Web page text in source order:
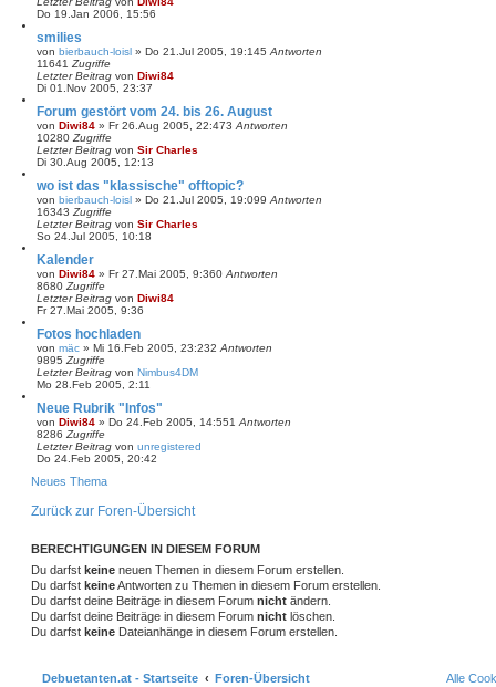
Do 19.Jan 2006, 15:56
smilies
von bierbauch-loisl » Do 21.Jul 2005, 19:145 Antworten
11641 Zugriffe
Letzter Beitrag von Diwi84
Di 01.Nov 2005, 23:37
Forum gestört vom 24. bis 26. August
von Diwi84 » Fr 26.Aug 2005, 22:473 Antworten
10280 Zugriffe
Letzter Beitrag von Sir Charles
Di 30.Aug 2005, 12:13
wo ist das "klassische" offtopic?
von bierbauch-loisl » Do 21.Jul 2005, 19:099 Antworten
16343 Zugriffe
Letzter Beitrag von Sir Charles
So 24.Jul 2005, 10:18
Kalender
von Diwi84 » Fr 27.Mai 2005, 9:360 Antworten
8680 Zugriffe
Letzter Beitrag von Diwi84
Fr 27.Mai 2005, 9:36
Fotos hochladen
von mäc » Mi 16.Feb 2005, 23:232 Antworten
9895 Zugriffe
Letzter Beitrag von Nimbus4DM
Mo 28.Feb 2005, 2:11
Neue Rubrik "Infos"
von Diwi84 » Do 24.Feb 2005, 14:551 Antworten
8286 Zugriffe
Letzter Beitrag von unregistered
Do 24.Feb 2005, 20:42
Neues Thema
Zurück zur Foren-Übersicht
BERECHTIGUNGEN IN DIESEM FORUM
Du darfst keine neuen Themen in diesem Forum erstellen.
Du darfst keineAntworten zu Themen in diesem Forum erstellen.
Du darfst deine Beiträge in diesem Forum nicht ändern.
Du darfst deine Beiträge in diesem Forum nicht löschen.
Du darfst keine Dateianhänge in diesem Forum erstellen.
Debuetanten.at - Startseite Foren-Übersicht Alle